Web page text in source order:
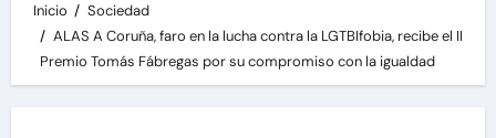
Inicio
Sociedad
ALAS A Coruña, faro en la lucha contra la LGTBIfobia, recibe el II
Premio Tomás Fábregas por su compromiso con la igualdad